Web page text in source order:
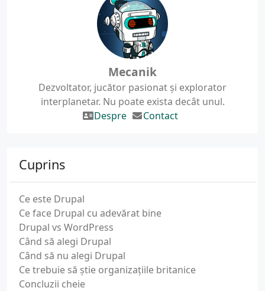
Mecanik
Dezvoltator, jucător pasionat și explorator
interplanetar. Nu poate exista decât unul.
Despre
Contact
Cuprins
Ce este Drupal
Ce face Drupal cu adevărat bine
Drupal vs WordPress
Când să alegi Drupal
Când să nu alegi Drupal
Ce trebuie să știe organizațiile britanice
Concluzii cheie